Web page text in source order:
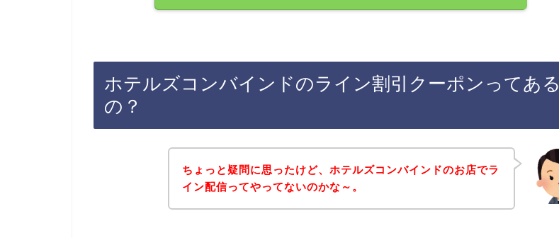
ホテルズコンバインドのライン割引クーポンってある
の？
ちょっと疑問に思ったけど、ホテルズコンバインドのお店でラ
イン配信ってやってないのかな～。